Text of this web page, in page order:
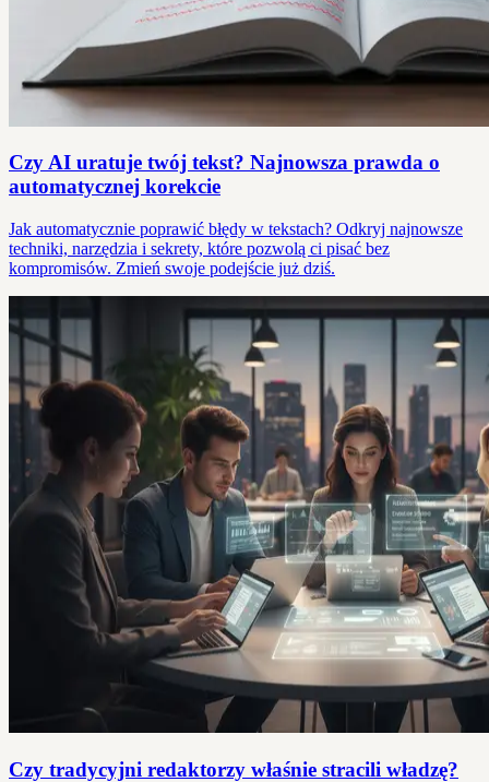
Czy AI uratuje twój tekst? Najnowsza prawda o
automatycznej korekcie
Jak automatycznie poprawić błędy w tekstach? Odkryj najnowsze
techniki, narzędzia i sekrety, które pozwolą ci pisać bez
kompromisów. Zmień swoje podejście już dziś.
Czy tradycyjni redaktorzy właśnie stracili władzę?